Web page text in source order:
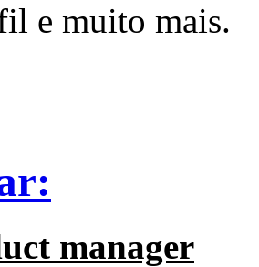
e muito mais.
manager